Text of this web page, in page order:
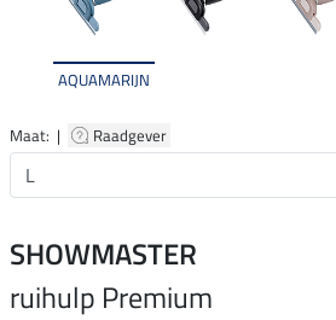
AQUAMARIJN
Maat: | Raadgever
SHOWMASTER
ruihulp Premium